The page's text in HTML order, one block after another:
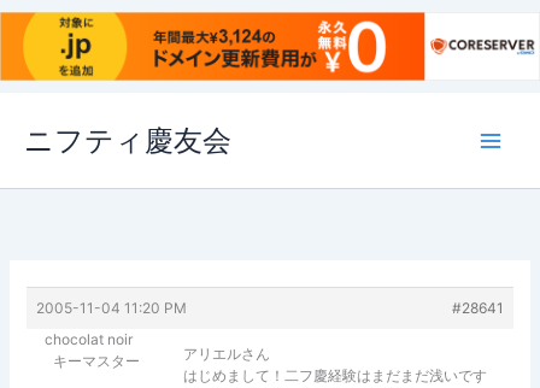
ス
ニフティ慶友会
2005-11-04 11:20 PM
#28641
chocolat noir
キーマスター
アリエルさん
はじめまして！二フ慶経験はまだまだ浅いです